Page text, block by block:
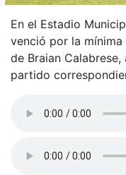
En el Estadio
venció por la
de Braian
partido